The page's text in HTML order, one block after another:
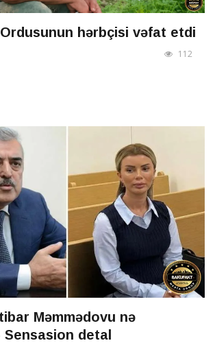
hərbçisi vəfat etdi
112
Məmmədovu nə
detal